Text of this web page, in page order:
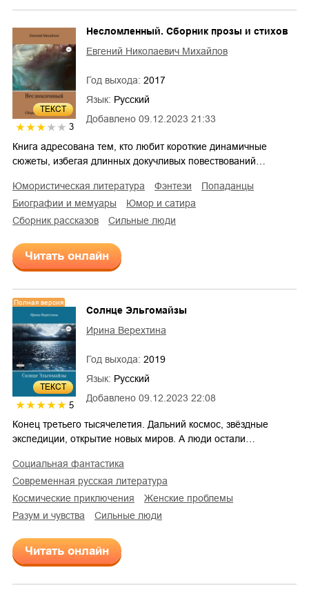
ТЕКСТ
3
Добавлено 09.12.2023 21:33
Несломленный. Сборник прозы и стихов
Евгений Николаевич Михайлов
Год выхода: 2017
Язык: Русский
Книга адресована тем, кто любит короткие динамичные
сюжеты, избегая длинных докучливых повествований…
юмористическая литература фэнтези
попаданцы
биографии и мемуары
юмор и сатира
сборник рассказов
сильные люди
Читать онлайн
ТЕКСТ
Полная версия
5
Добавлено 09.12.2023 22:08
Солнце Эльгомайзы
Ирина Верехтина
Год выхода: 2019
Язык: Русский
Конец третьего тысячелетия. Дальний космос, звёздные
экспедиции, открытие новых миров. А люди остали…
социальная фантастика
современная русская литература
космические приключения
женские проблемы
разум и чувства
сильные люди
Читать онлайн